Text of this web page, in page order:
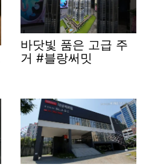
바닷빛 품은 고급 주
거 #블랑써밋